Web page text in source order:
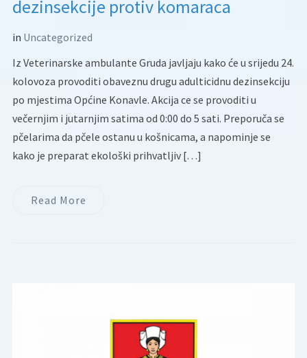
dezinsekcije protiv komaraca
in Uncategorized
Iz Veterinarske ambulante Gruda javljaju kako će u srijedu 24.
kolovoza provoditi obaveznu drugu adulticidnu dezinsekciju
po mjestima Općine Konavle. Akcija ce se provoditi u
večernjim i jutarnjim satima od 0:00 do 5 sati. Preporuča se
pčelarima da pčele ostanu u košnicama, a napominje se
kako je preparat ekološki prihvatljiv […]
Read More